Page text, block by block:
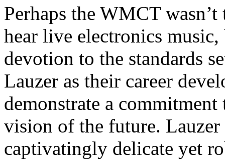
Perhaps the WMCT
hear live electronics
devotion to the standards
Lauzer as their career
demonstrate a
vision of the future.
captivatingly delicate yet